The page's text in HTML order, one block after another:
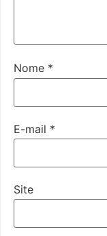
Nome *
E-mail *
Site